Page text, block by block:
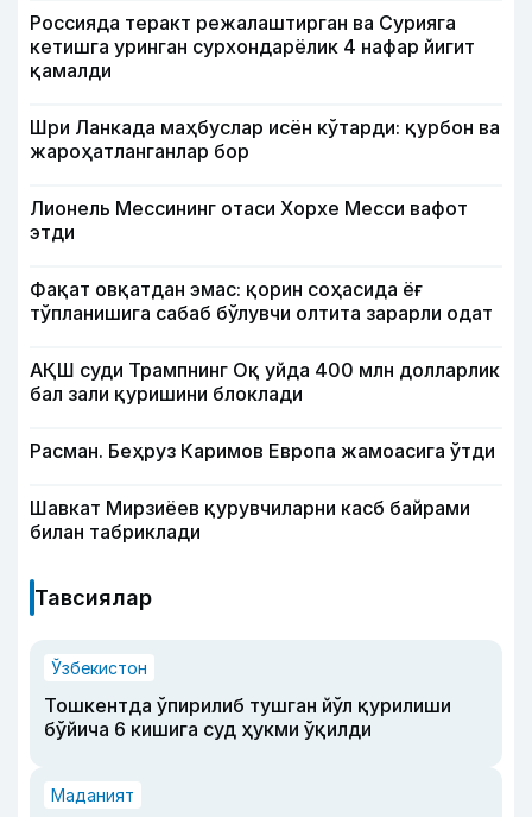
Россияда теракт режалаштирган ва Сурияга
кетишга уринган сурхондарёлик 4 нафар йигит
қамалди
Шри Ланкада маҳбуслар исён кўтарди: қурбон ва
жароҳатланганлар бор
Лионель Мессининг отаси Хорхе Месси вафот
этди
Фақат овқатдан эмас: қорин соҳасида ёғ
тўпланишига сабаб бўлувчи олтита зарарли одат
АҚШ суди Трампнинг Оқ уйда 400 млн долларлик
бал зали қуришини блоклади
Расман. Беҳруз Каримов Европа жамоасига ўтди
Шавкат Мирзиёев қурувчиларни касб байрами
билан табриклади
Тавсиялар
Ўзбекистон
Тошкентда ўпирилиб тушган йўл қурилиши
бўйича 6 кишига суд ҳукми ўқилди
Маданият